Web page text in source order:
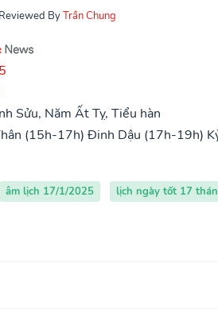
Reviewed ByTrần Chung
Sửu, Năm Ất Tỵ, Tiểu hàn
(15h-17h) Đinh Dậu (17h-19h)
âm lịch 17/1/2025
lịch ngày tốt 17